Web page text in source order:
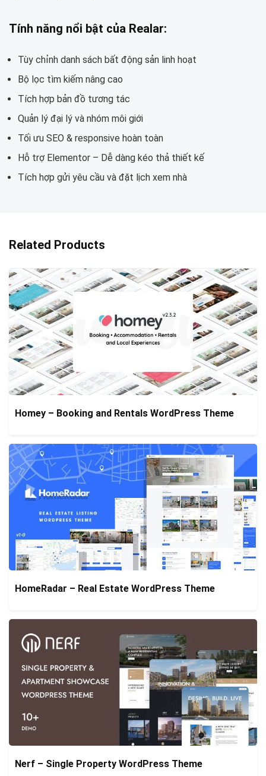
Tính năng nổi bật của Realar:
Tùy chỉnh danh sách bất động sản linh hoạt
Bộ lọc tìm kiếm nâng cao
Tích hợp bản đồ tương tác
Quản lý đại lý và nhóm môi giới
Tối ưu SEO & responsive hoàn toàn
Hỗ trợ Elementor – Dễ dàng kéo thả thiết kế
Tích hợp gửi yêu cầu và đặt lịch xem nhà
Related Products
Homey – Booking and Rentals WordPress Theme
HomeRadar – Real Estate WordPress Theme
Nerf – Single Property WordPress Theme